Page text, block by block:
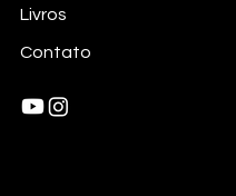
Livros
Contato